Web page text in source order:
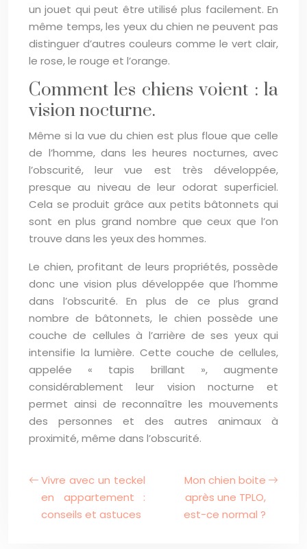
un jouet qui peut être utilisé plus facilement. En
même temps, les yeux du chien ne peuvent pas
distinguer d’autres couleurs comme le vert clair,
le rose, le rouge et l’orange.
Comment les chiens voient : la
vision nocturne.
Même si la vue du chien est plus floue que celle
de l’homme, dans les heures nocturnes, avec
l’obscurité, leur vue est très développée,
presque au niveau de leur odorat superficiel.
Cela se produit grâce aux petits bâtonnets qui
sont en plus grand nombre que ceux que l’on
trouve dans les yeux des hommes.
Le chien, profitant de leurs propriétés, possède
donc une vision plus développée que l’homme
dans l’obscurité. En plus de ce plus grand
nombre de bâtonnets, le chien possède une
couche de cellules à l’arrière de ses yeux qui
intensifie la lumière. Cette couche de cellules,
appelée « tapis brillant », augmente
considérablement leur vision nocturne et
permet ainsi de reconnaître les mouvements
des personnes et des autres animaux à
proximité, même dans l’obscurité.
Vivre avec un teckel
en appartement :
conseils et astuces
Mon chien boite
après une TPLO,
est-ce normal ?